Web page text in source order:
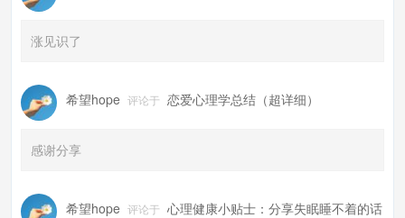
涨见识了
希望hope 评论于 恋爱心理学总结（超详细）
感谢分享
希望hope 评论于 心理健康小贴士：分享失眠睡不着的话